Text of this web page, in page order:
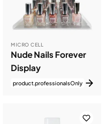
MICRO CELL
Nude Nails Forever
Display
product.professionalsOnly